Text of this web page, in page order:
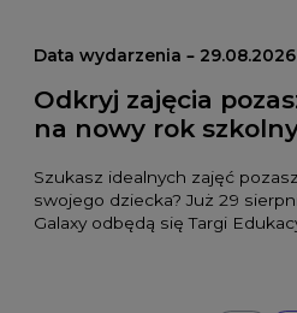
Data wydarzenia – 29.08.2026
Odkryj zajęcia
na nowy rok
Szukasz idealnych zajęć
swojego dziecka? Już 29
Galaxy odbędą się Targi